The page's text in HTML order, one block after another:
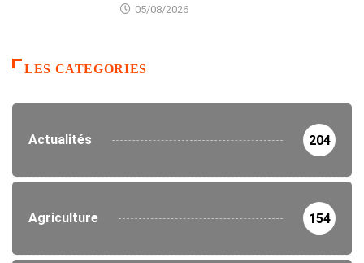
05/08/2026
LES CATEGORIES
Actualités 204
Agriculture 154